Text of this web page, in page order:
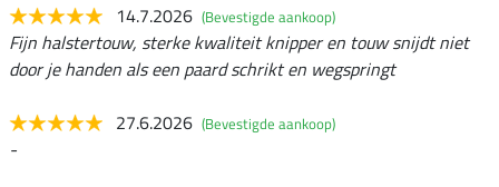
14.7.2026 (Bevestigde aankoop)
Fijn halstertouw, sterke kwaliteit knipper en touw snijdt niet
door je handen als een paard schrikt en wegspringt
27.6.2026 (Bevestigde aankoop)
-